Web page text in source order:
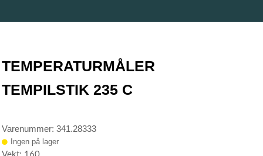
TEMPERATURMÅLER
TEMPILSTIK 235 C
Varenummer: 341.28333
Ingen på lager